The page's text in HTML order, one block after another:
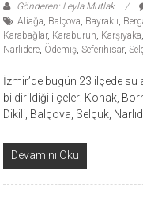
Gönderen: Leyla Mutlak
Aliağa, Balçova, Bayraklı,
Karabağlar, Karaburun, Karşıyaka,
Narlıdere, Ödemiş,Seferihisar,
İzmir’de bugün 23 ilçede su
bildirildiği ilçeler: Konak,
Dikili, Balçova, Selçuk,
Devamını Oku